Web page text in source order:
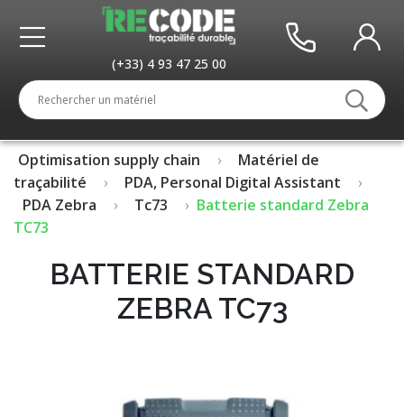
(+33) 4 93 47 25 00
Optimisation supply chain
Matériel de
traçabilité
PDA, Personal Digital Assistant
PDA Zebra
Tc73
Batterie standard Zebra
TC73
BATTERIE STANDARD
ZEBRA TC73